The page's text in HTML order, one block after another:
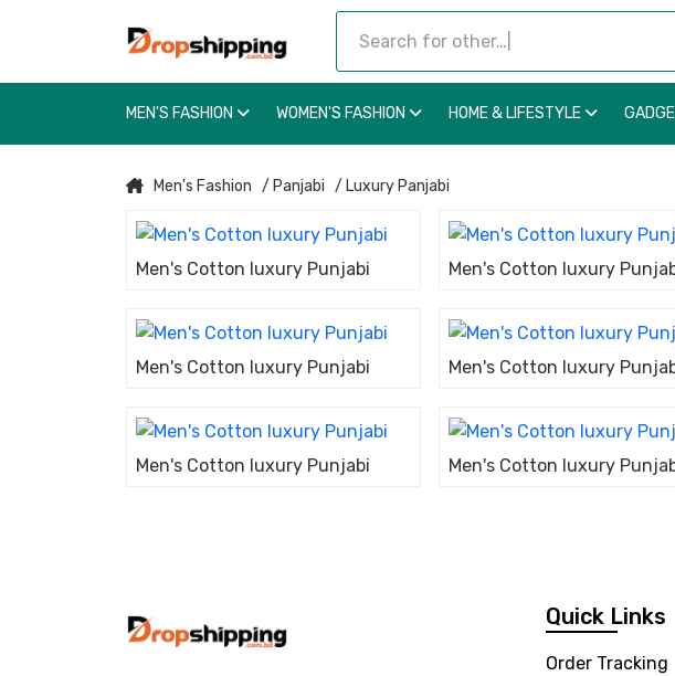
MEN'S FASHION WOMEN'S FASHION HOME & LIFESTYLE
Men's Fashion / Panjabi / Luxury Panjabi
Men's Cotton luxury Punjabi Men's Cotton luxury
Men's Cotton luxury Punjabi Men's Cotton luxury
Men's Cotton luxury Punjabi Men's Cotton luxury
Quick Links
Order Tracking